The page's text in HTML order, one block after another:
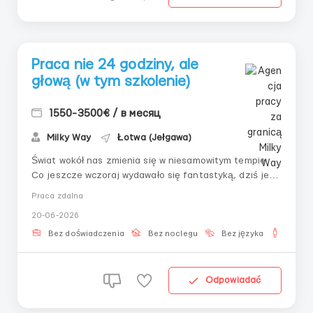
Praca nie 24 godziny, ale
głową (w tym szkolenie)
1550-3500€ / в месяц
Milky Way Łotwa (Jełgawa)
Świat wokół nas zmienia się w niesamowitym tempie.
Co jeszcze wczoraj wydawało się fantastyką, dziś jest
pracę - oferujemy nowy styl życia. Elastyczny,
swobodny, dochodowy. K R Y P ...
Praca zdalna
20-06-2026
Bez doświadczenia Bez noclegu Bez języka
Odpowiadać